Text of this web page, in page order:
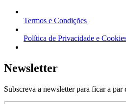
Termos e Condições
Política de Privacidade e
Newsletter
Subscreva a newsletter para ficar a par